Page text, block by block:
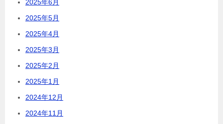
2025年6月
2025年5月
2025年4月
2025年3月
2025年2月
2025年1月
2024年12月
2024年11月